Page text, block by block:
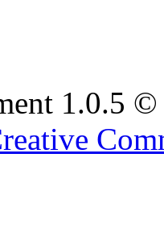
1.0.5